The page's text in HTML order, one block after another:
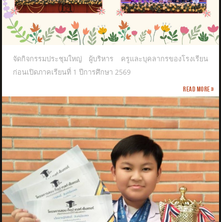
จัดกิจกรรมประชุมใหญ่ ผู้บริหาร ครูและบุคลากรของโรงเรียน
ก่อนเปิดภาคเรียนที่ 1 ปีการศึกษา 2569
Read more »